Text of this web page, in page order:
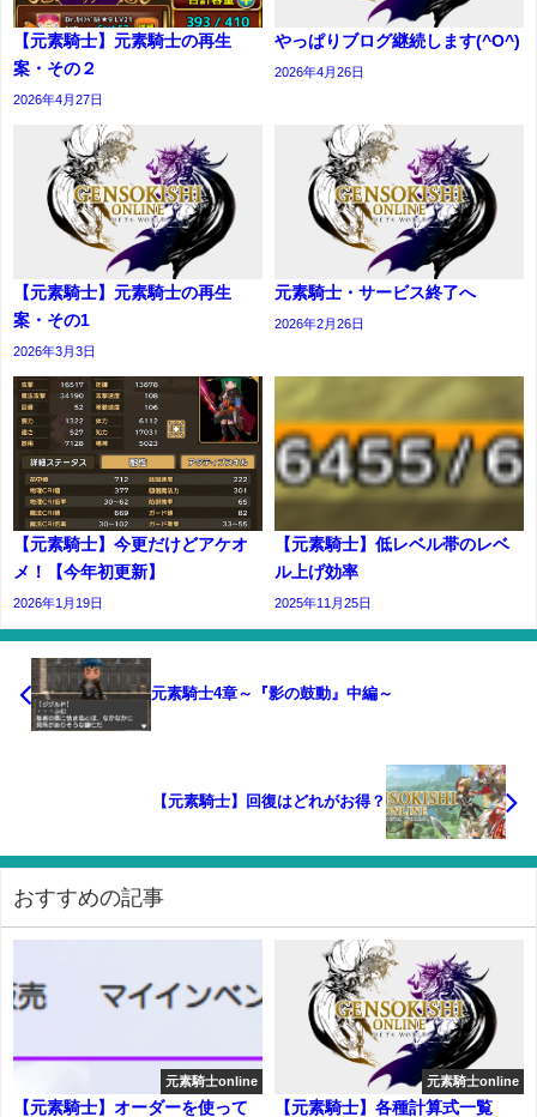
【元素騎士】元素騎士の再生
案・その２
2026年4月27日
やっぱりブログ継続します(^O^)
2026年4月26日
【元素騎士】元素騎士の再生
案・その1
2026年3月3日
元素騎士・サービス終了へ
2026年2月26日
【元素騎士】今更だけどアケオ
メ！【今年初更新】
2026年1月19日
【元素騎士】低レベル帯のレベ
ル上げ効率
2025年11月25日
元素騎士4章～『影の鼓動』中編～
【元素騎士】回復はどれがお得？
おすすめの記事
元素騎士online
【元素騎士】オーダーを使って
元素騎士online
【元素騎士】各種計算式一覧